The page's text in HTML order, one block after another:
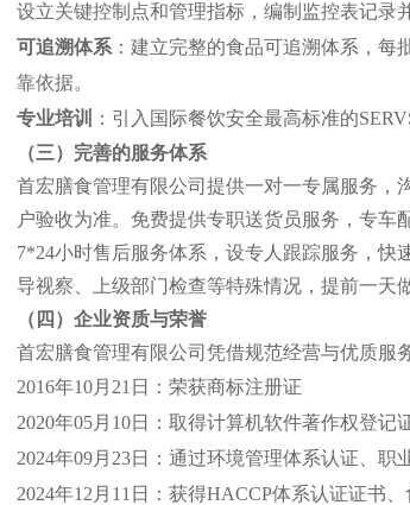
设立关键控制点和管理指标，编制监控表记录
可追溯体系 ：建立完整的食品可追溯体系，
靠依据。
专业培训
：引入国际餐饮安全最高标准的
（三）完善的服务体系
首宏膳食管理有限公司提供一对一专属服务，
户验收为准。免费提供专职送货员服务，专
7*24小时售后服务体系，设专人跟踪服务，
导视察、上级部门检查等特殊情况，提前一天
（四）企业资质与荣誉
首宏膳食管理有限公司凭借规范经营与优质服
2016年10月21日：荣获商标注册证
2020年05月10日：取得计算机软件著作权登记
2024年09月23日：通过环境管理体系认证、
2024年12月11日：获得HACCP体系认证证书